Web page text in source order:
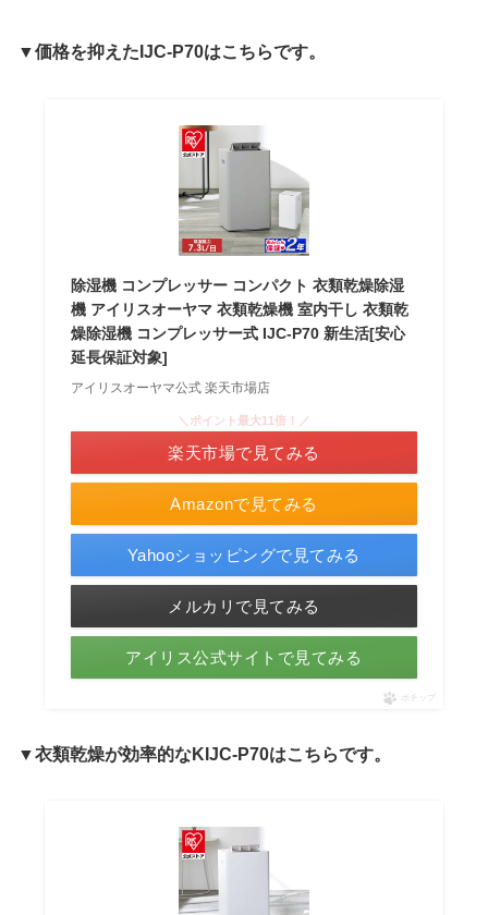
▼価格を抑えたIJC-P70はこちらです。
除湿機 コンプレッサー コンパクト 衣類乾燥除湿
機 アイリスオーヤマ 衣類乾燥機 室内干し 衣類乾
燥除湿機 コンプレッサー式 IJC-P70 新生活[安心
延長保証対象]
アイリスオーヤマ公式 楽天市場店
Amazonで見てみる
＼ポイント最大11倍！／
楽天市場で見てみる
Yahooショッピングで見てみる
メルカリで見てみる
アイリス公式サイトで見てみる
ポチップ
▼衣類乾燥が効率的なKIJC-P70はこちらです。